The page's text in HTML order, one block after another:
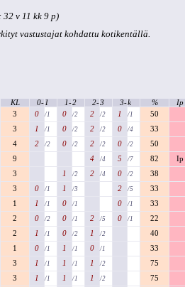
v 11 kk 9 p)
vastustajat kohdattu kotikentällä.
KL 0-1 1-2 2-3 3-k % Ip
3 0 /1 0 /2 2 /2 1 /1 50
3 1 /1 0 /2 2 /2 0 /4 33
4 2 /2 0 /2 2 /2 0 /2 50
9 4 /4 5 /7 82 Ip
3 1 /2 2 /4 0 /2 38
3 0 /1 1 /3 2 /5 33
1 1 /1 0 /1 0 /1 33
2 0 /2 0 /1 2 /5 0 /1 22
2 1 /1 0 /2 1 /2 40
1 0 /1 1 /1 0 /1 33
3 1 /1 1 /1 1 /2 75
3 1 /1 1 /1 1 /2 75